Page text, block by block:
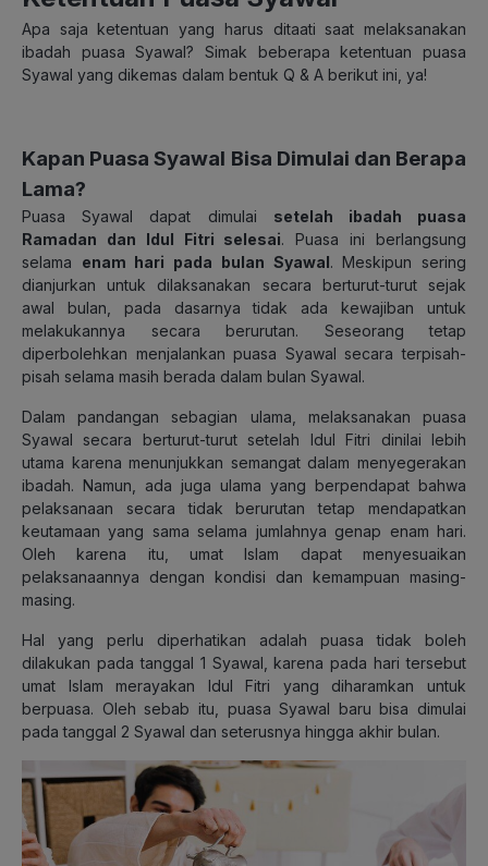
Apa saja ketentuan yang harus ditaati saat melaksanakan
ibadah puasa Syawal? Simak beberapa ketentuan puasa
Syawal yang dikemas dalam bentuk Q & A berikut ini, ya!
Kapan Puasa Syawal Bisa Dimulai dan Berapa
Lama?
Puasa Syawal dapat dimulai setelah ibadah puasa
Ramadan dan Idul Fitri selesai. Puasa ini berlangsung
selama enam hari pada bulan Syawal. Meskipun sering
dianjurkan untuk dilaksanakan secara berturut-turut sejak
awal bulan, pada dasarnya tidak ada kewajiban untuk
melakukannya secara berurutan. Seseorang tetap
diperbolehkan menjalankan puasa Syawal secara terpisah-
pisah selama masih berada dalam bulan Syawal.
Dalam pandangan sebagian ulama, melaksanakan puasa
Syawal secara berturut-turut setelah Idul Fitri dinilai lebih
utama karena menunjukkan semangat dalam menyegerakan
ibadah. Namun, ada juga ulama yang berpendapat bahwa
pelaksanaan secara tidak berurutan tetap mendapatkan
keutamaan yang sama selama jumlahnya genap enam hari.
Oleh karena itu, umat Islam dapat menyesuaikan
pelaksanaannya dengan kondisi dan kemampuan masing-
masing.
Hal yang perlu diperhatikan adalah puasa tidak boleh
dilakukan pada tanggal 1 Syawal, karena pada hari tersebut
umat Islam merayakan Idul Fitri yang diharamkan untuk
berpuasa. Oleh sebab itu, puasa Syawal baru bisa dimulai
pada tanggal 2 Syawal dan seterusnya hingga akhir bulan.